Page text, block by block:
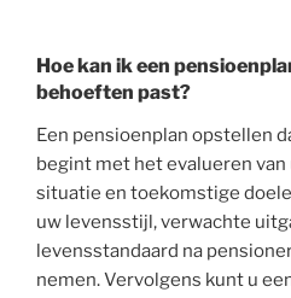
Hoe kan ik een
behoeften past?
Een pensioenplan opstellen
begint met het evalueren
situatie en toekomstige
uw levensstijl, verwachte
levensstandaard na
nemen. Vervolgens kunt u